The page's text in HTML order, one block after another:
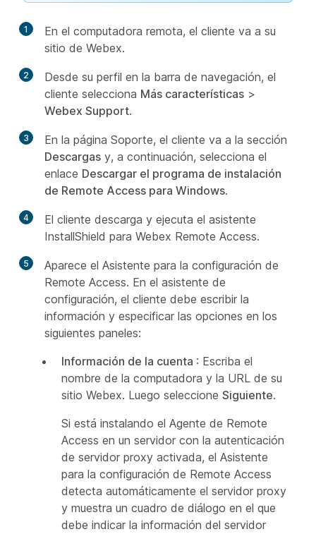
1
En el computadora remota, el cliente va a su
sitio de Webex.
2
Desde su perfil en la barra de navegación, el
cliente selecciona Más características >
Webex Support.
3
En la página Soporte, el cliente va a la sección
Descargas y, a continuación, selecciona el
enlace Descargar el programa de instalación
de Remote Access para Windows.
4
El cliente descarga y ejecuta el asistente
InstallShield para Webex Remote Access.
5
Aparece el Asistente para la configuración de
Remote Access. En el asistente de
configuración, el cliente debe escribir la
información y especificar las opciones en los
siguientes paneles:
Información de la cuenta : Escriba el
nombre de la computadora y la URL de su
sitio Webex. Luego seleccione Siguiente.
Si está instalando el Agente de Remote
Access en un servidor con la autenticación
de servidor proxy activada, el Asistente
para la configuración de Remote Access
detecta automáticamente el servidor proxy
y muestra un cuadro de diálogo en el que
debe indicar la información del servidor